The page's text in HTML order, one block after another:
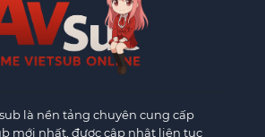
là nền tảng chuyên cung cấp
mới nhất, được cập nhật liên tục